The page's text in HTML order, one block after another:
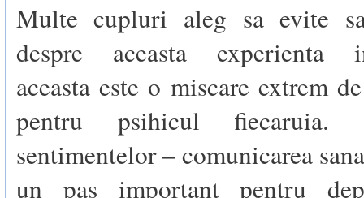
Multe cupluri aleg sa evite
despre aceasta experienta
aceasta este o miscare extrem
pentru psihicul fiecaruia.
sentimentelor – comunicarea
un pas important pentru